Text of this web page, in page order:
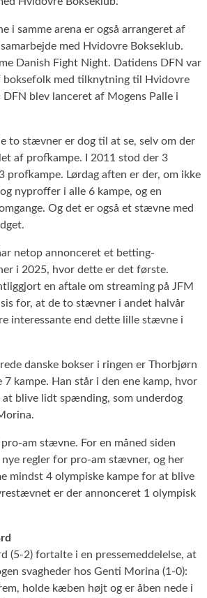
i samme arena er også arrangeret af
med Hvidovre Bokseklub.
Danish Fight Night. Datidens DFN var
boksefolk med tilknytning til Hvidovre
DFN blev lanceret af Mogens Palle i
to stævner er dog til at se, selv om der
af profkampe. I 2011 stod der 3
profkampe. Lørdag aften er der, om ikke
nyproffer i alle 6 kampe, og en
Og det er også et stævne med
netop annonceret et betting-
i 2025, hvor dette er det første.
en aftale om streaming på JFM
for, at de to stævner i andet halvår
interessante end dette lille stævne i
danske bokser i ringen er Thorbjørn
7 kampe. Han står i den ene kamp, hvor
blive lidt spænding, som underdog
am stævne. For en måned siden
regler for pro-am stævner, og her
mindst 4 olympiske kampe for at blive
er der annonceret 1 olympisk
(5-2) fortalte i en pressemeddelelse, at
svagheder hos Genti Morina (1-0):
holde kæben højt og er åben nede i